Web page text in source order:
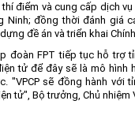
điểm và cung cấp dịch
Ninh; đồng thời đánh giá
đề án và triển khai
đoàn FPT tiếp tục hỗ trợ
tử để đây sẽ là mô hình
"VPCP sẽ đồng hành với
tử", Bộ trưởng, Chủ nhiệm